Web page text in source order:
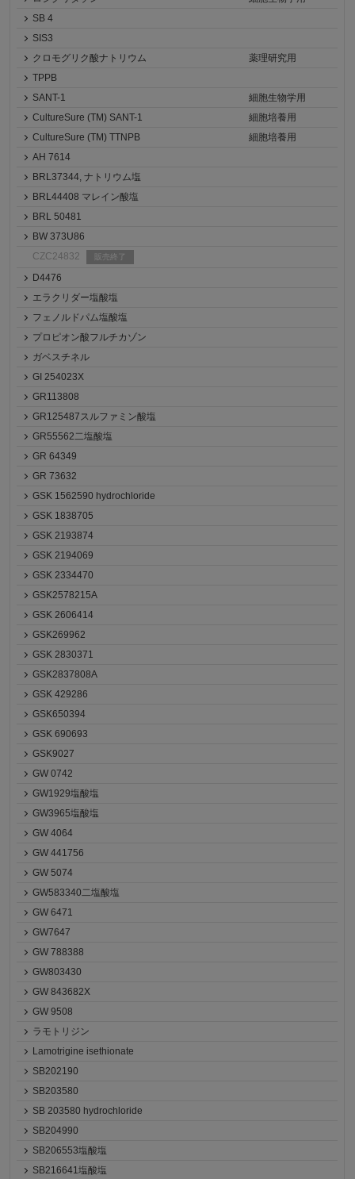
SB 4
SIS3
クロモグリク酸ナトリウム
薬理研究用
TPPB
SANT-1
細胞生物学用
CultureSure (TM) SANT-1
細胞培養用
CultureSure (TM) TTNPB
細胞培養用
AH 7614
BRL37344, ナトリウム塩
BRL44408 マレイン酸塩
BRL 50481
BW 373U86
CZC24832
販売終了
D4476
エラクリダー塩酸塩
フェノルドパム塩酸塩
プロピオン酸フルチカゾン
ガベスチネル
GI 254023X
GR113808
GR125487スルファミン酸塩
GR55562二塩酸塩
GR 64349
GR 73632
GSK 1562590 hydrochloride
GSK 1838705
GSK 2193874
GSK 2194069
GSK 2334470
GSK2578215A
GSK 2606414
GSK269962
GSK 2830371
GSK2837808A
GSK 429286
GSK650394
GSK 690693
GSK9027
GW 0742
GW1929塩酸塩
GW3965塩酸塩
GW 4064
GW 441756
GW 5074
GW583340二塩酸塩
GW 6471
GW7647
GW 788388
GW803430
GW 843682X
GW 9508
ラモトリジン
Lamotrigine isethionate
SB202190
SB203580
SB 203580 hydrochloride
SB204990
SB206553塩酸塩
SB216641塩酸塩